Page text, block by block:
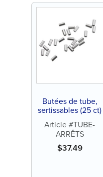
Butées de tube,
sertissables (25 ct)
Article #TUBE-
ARRÊTS
$37.49